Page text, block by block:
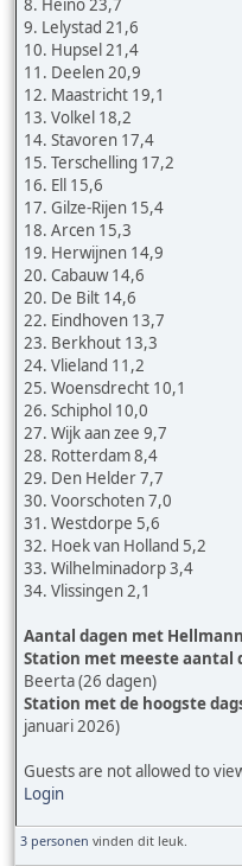
8. Heino 23,7
9. Lelystad 21,6
10. Hupsel 21,4
11. Deelen 20,9
12. Maastricht 19,1
13. Volkel 18,2
14. Stavoren 17,4
15. Terschelling 17,2
16. Ell 15,6
17. Gilze-Rijen 15,4
18. Arcen 15,3
19. Herwijnen 14,9
20. Cabauw 14,6
20. De Bilt 14,6
22. Eindhoven 13,7
23. Berkhout 13,3
24. Vlieland 11,2
25. Woensdrecht 10,1
26. Schiphol 10,0
27. Wijk aan zee 9,7
28. Rotterdam 8,4
29. Den Helder 7,7
30. Voorschoten 7,0
31. Westdorpe 5,6
32. Hoek van Holland 5,2
33. Wilhelminadorp 3,4
34. Vlissingen 2,1
Aantal dagen met
Station met meeste aantal
Beerta (26 dagen)
Station met de hoogste
januari 2026)
Guests are not allowed to
Login
3 personen vinden dit leuk.